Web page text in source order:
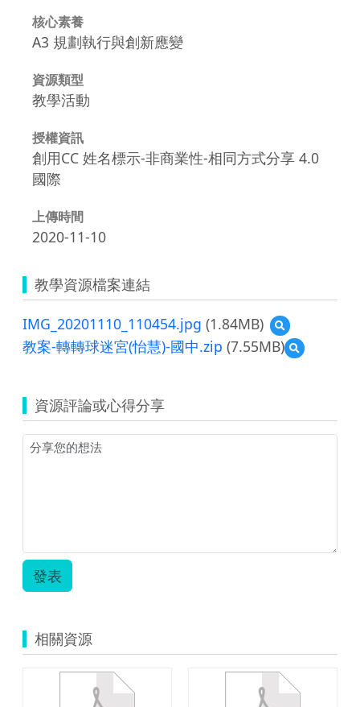
核心素養
A3 規劃執行與創新應變
資源類型
教學活動
授權資訊
創用CC 姓名標示-非商業性-相同方式分享 4.0
國際
上傳時間
2020-11-10
教學資源檔案連結
IMG_20201110_110454.jpg (1.84MB)
預
覽
教案-轉轉球迷宮(怡慧)-國中.zip (7.55MB)
預
覽
轉
球
資源評論或心得分享
發表
相關資源